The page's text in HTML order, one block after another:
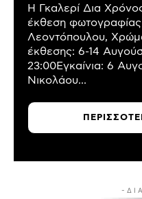
Η Γκαλερί Δια
έκθεση
Λεοντόπουλου,
έκθεσης: 6-14
23:00Εγκαίνια: 6
Νικολάου...
- Δ Ι